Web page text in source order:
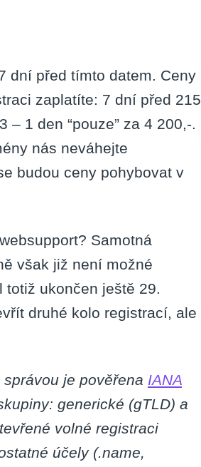
dní před tímto datem. Ceny
zaplatíte: 7 dní před 215
1 den “pouze” za 4 200,-.
nás neváhejte
budou ceny pohybovat v
Samotná
však již není možné
ukončen ještě 29.
druhé kolo registrací, ale
je pověřena IANA
generické (gTLD) a
volné registraci
účely (.name,